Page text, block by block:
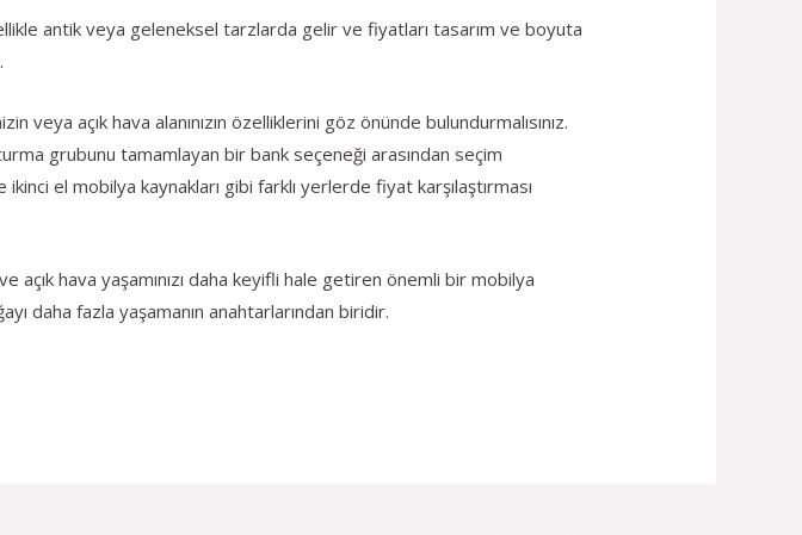
antik veya geleneksel tarzlarda gelir ve fiyatları tasarım ve boyuta
açık hava alanınızın özelliklerini göz önünde bulundurmalısınız.
grubunu tamamlayan bir bank seçeneği arasından seçim
el mobilya kaynakları gibi farklı yerlerde fiyat karşılaştırması
hava yaşamınızı daha keyifli hale getiren önemli bir mobilya
daha fazla yaşamanın anahtarlarından biridir.